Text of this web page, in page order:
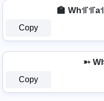
🏫
Copy
➳
Copy